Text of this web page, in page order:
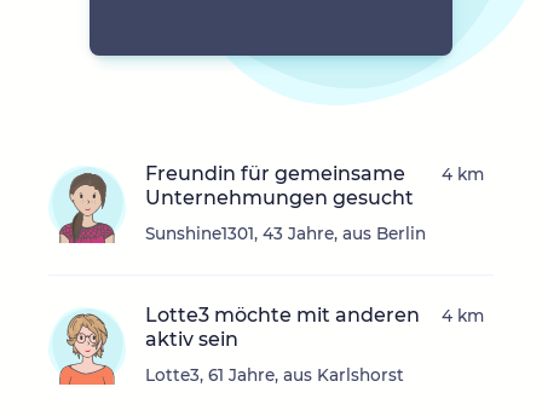
Freundin für gemeinsame
Unternehmungen gesucht
Sunshine1301, 43 Jahre, aus Berlin
4 km
Lotte3 möchte mit anderen
aktiv sein
Lotte3, 61 Jahre, aus Karlshorst
4 km